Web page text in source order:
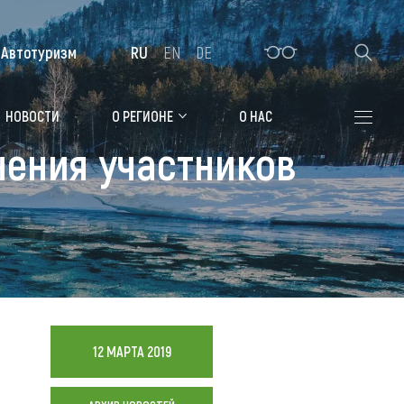
Алтайская зимовка
Где остановиться
Санатории
Гостиницы, отели
Коттеджи, базы
Мотели, придорожные отели
НОВОСТИ О РЕГИОНЕ О НАС
Автотуризм RU EN DE
участников
12 МАРТА 2019